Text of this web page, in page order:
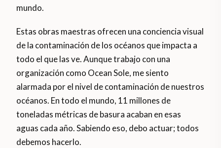
mundo.
Estas obras maestras ofrecen una conciencia visual
de la contaminación de los océanos que impacta a
todo el que las ve. Aunque trabajo con una
organización como Ocean Sole, me siento
alarmada por el nivel de contaminación de nuestros
océanos. En todo el mundo, 11 millones de
toneladas métricas de basura acaban en esas
aguas cada año. Sabiendo eso, debo actuar; todos
debemos hacerlo.